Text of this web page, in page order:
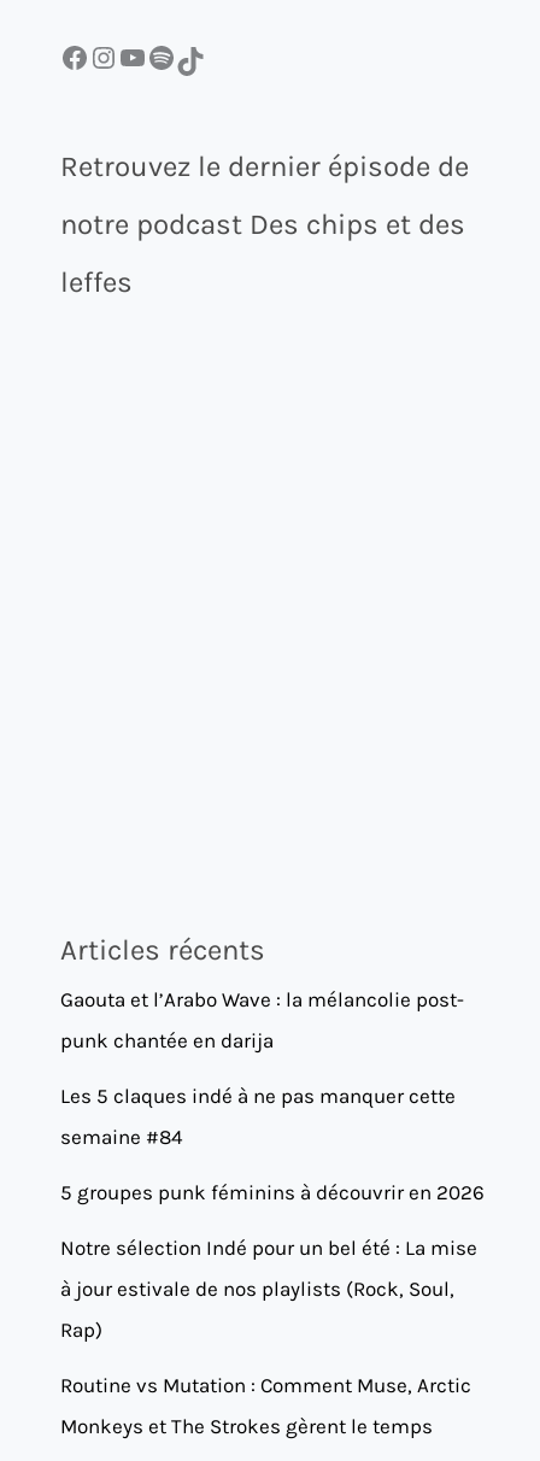
Facebook InstagramYouTube Spotify TikTok
Retrouvez le dernier épisode de
notre podcast Des chips et des
leffes
Articles récents
Gaouta et l’Arabo Wave : la mélancolie post-
punk chantée en darija
Les 5 claques indé à ne pas manquer cette
semaine #84
5 groupes punk féminins à découvrir en 2026
Notre sélection Indé pour un bel été : La mise
à jour estivale de nos playlists (Rock, Soul,
Rap)
Routine vs Mutation : Comment Muse, Arctic
Monkeys et The Strokes gèrent le temps